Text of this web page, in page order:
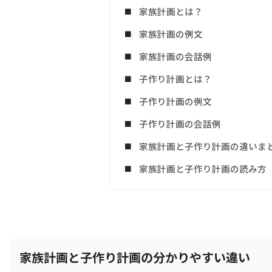
家族計画とは？
家族計画の例文
家族計画の会話例
子作り計画とは？
子作り計画の例文
子作り計画の会話例
家族計画と子作り計画の違いま
家族計画と子作り計画の読み方
家族計画と子作り計画の分かりやすい違い